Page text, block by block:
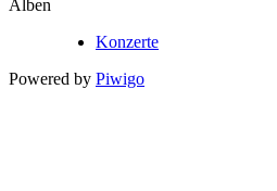
Alben
Konzerte
Powered by Piwigo